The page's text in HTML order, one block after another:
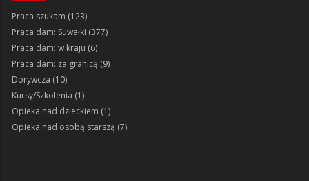
Praca szukam (123)
Praca dam: Suwałki (377)
Praca dam: w kraju (6)
Praca dam: za granicą (9)
Dorywcza (10)
Kursy/Szkolenia (1)
Opieka nad dzieckiem (1)
Opieka nad osobą starszą (7)